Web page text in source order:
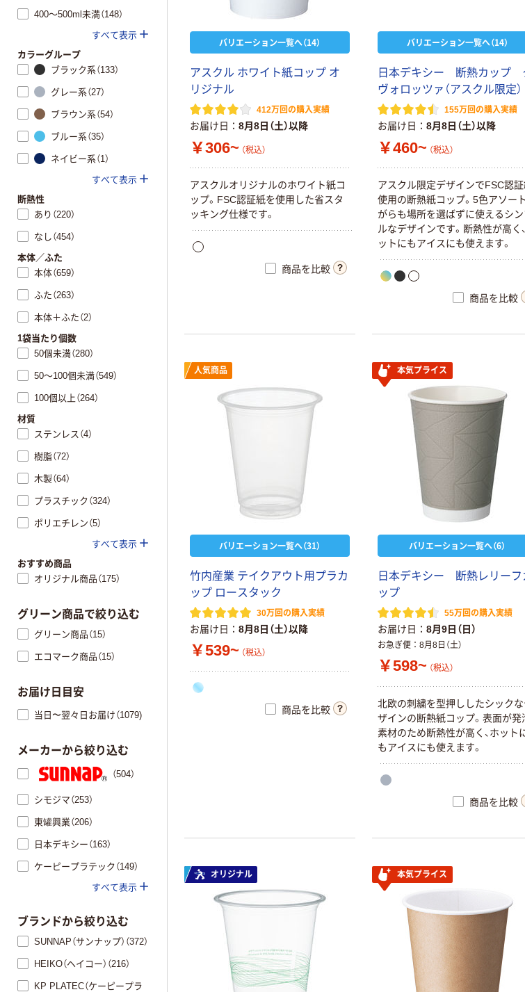
バリエーション一覧へ（14）
アスクル ホワイト紙コップ オ
リジナル
412万回の購入実績
お届け日 8月8日（土）以降
￥306~ （税込）
アスクルオリジナルのホワイト紙コ
ップ。FSC認証紙を使用した省スタ
ッキング仕様です。
商品を比較
バリエーション一覧へ（14）
日本デキシー 断熱カップ
ヴォロッツァ（アスクル限定）
155万回の購入実績
お届け日 8月8日（土）以降
￥460~ （税込）
アスクル限定デザインでFSC認
使用の断熱紙コップ。5色アソー
がらも場所を選ばずに使えるシ
ルなデザインです。断熱性が高く
ットにもアイスにも使えます。
商品を比較
人気商品
バリエーション一覧へ（31）
竹内産業 テイクアウト用プラカ
ップ ロースタック
30万回の購入実績
お届け日 8月8日（土）以降
￥539~ （税込）
商品を比較
本気プライス
バリエーション一覧へ（6）
日本デキシー 断熱レリーフ
ップ
55万回の購入実績
お届け日 8月9日（日）
お急ぎ便 8月8日（土）
￥598~ （税込）
北欧の刺繍を型押ししたシック
ザインの断熱紙コップ。表面が発
素材のため断熱性が高く、ホット
もアイスにも使えます。
商品を比較
オリジナル 本気プライス
400～500ml未満（148）
すべて表示
カラーグループ
ブラック系（133）
グレー系（27）
ブラウン系（54）
ブルー系（35）
ネイビー系（1）
すべて表示
断熱性
あり（220）
なし（454）
本体／ふた
本体（659）
ふた（263）
本体＋ふた（2）
1袋当たり個数
50個未満（280）
50～100個未満（549）
100個以上（264）
材質
ステンレス（4）
樹脂（72）
木製（64）
プラスチック（324）
ポリエチレン（5）
すべて表示
おすすめ商品
オリジナル商品（175）
グリーン商品で絞り込む
グリーン商品（15）
エコマーク商品（15）
お届け日目安
当日〜翌々日お届け（1079)
メーカーから絞り込む
（504）
シモジマ（253）
東罐興業（206）
日本デキシー（163）
ケーピープラテック（149）
すべて表示
ブランドから絞り込む
SUNNAP（サンナップ）（372）
HEIKO（ヘイコー）（216）
KP PLATEC（ケーピープラ